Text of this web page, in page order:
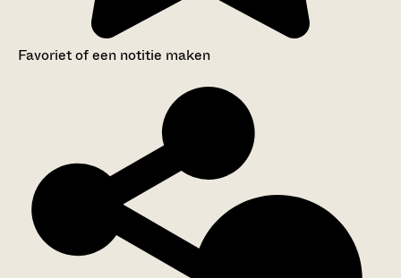
Favoriet of een notitie maken